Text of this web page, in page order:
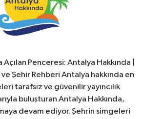
Penceresi: Antalya Hakkında |
Şehir Rehberi Antalya hakkında en
tarafsız ve güvenilir yayıncılık
buluşturan Antalya Hakkında,
devam ediyor. Şehrin simgeleri